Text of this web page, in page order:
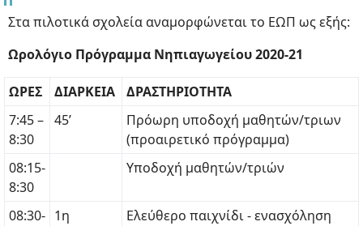
Στα πιλοτικά σχολεία αναμορφώνεται το ΕΩΠ ως εξής:
Ωρολόγιο Πρόγραμμα Νηπιαγωγείου 2020-21
ΩΡΕΣ ΔΙΑΡΚΕΙΑ
ΔΡΑΣΤΗΡΙΟΤΗΤΑ
7:45 –
8:30
45’
Πρόωρη υποδοχή μαθητών/τριων
(προαιρετικό πρόγραμμα)
08:15-
8:30
Υποδοχή μαθητών/τριών
08:30- 1η
Ελεύθερο παιχνίδι - ενασχόληση